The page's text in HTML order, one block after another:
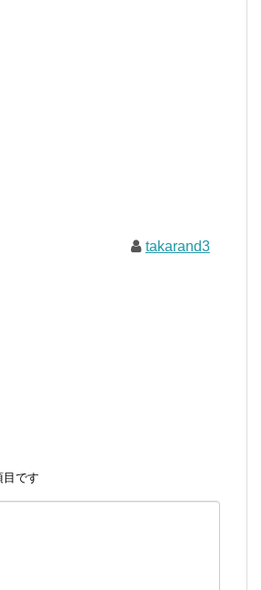
takarand3
目です